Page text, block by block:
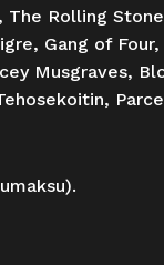
Rolling
Gang of
Musgraves,